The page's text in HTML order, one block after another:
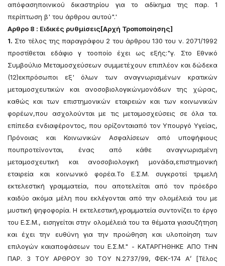
απόφασηποινικού δικαστηρίου για το αδίκημα της παρ. 1
περίπτωση β' του άρθρου αυτού".'
Αρθρο 8 : Ειδικές ρυθμίσεις[Αρχή Τροποποίησης]
1. Στο τέλος της παραγράφου 2 του άρθρου 130 του ν. 2071/1992
προστίθεται εδάφιο γ τοοποίο έχει ως εξής:"γ. Στο Εθνικό
Συμβούλιο Μεταμοσχεύσεων συμμετέχουν επιπλέον και δώδεκα
(12)εκπρόσωποι εξ' όλων των αναγνωρισμένων κρατικών
μεταμοσχευτικών και ανοσοβιολογικώνμονάδων της χώρας,
καθώς και των επιστημονικών εταιρειών και των κοινωνικών
φορέων,που ασχολούνται με τις μεταμοσχεύσεις σε όλα τα.
επίπεδα ενδιαφέροντος, που ορίζονταιαπό τον Υπουργό Υγείας,
Πρόνοιας και Κοινωνικών Ασφαλίσεων από υποψήφιους
πουπροτείνονται, ένας από κάθε αναγνωρισμένη
μεταμοσχευτική και ανοσοβιολογική μονάδα,επιστημονική
εταιρεία και κοινωνικό φορέα.Το Ε.Σ.Μ. συγκροτεί τριμελή
εκτελεστική γραμματεία, που αποτελείται από τον πρόεδρο
καιδύο ακόμα μέλη που εκλέγονται από την ολομέλειά του με
μυστική ψηφοφορία. Η εκτελεστική,γραμματεία συντονίζει το έργο
του Ε.Σ.Μ., εισηγείται στην ολομέλειά του τα θέματα γιασυζήτηση
και έχει την ευθύνη για την προώθηση και υλοποίηση των
επιλογών καιαποφάσεων του Ε.Σ.Μ." - ΚΑΤΑΡΓΗΘΗΚΕ ΑΠΟ ΤΗΝ
ΠΑΡ. 3 ΤΟΥ ΑΡΘΡΟΥ 30 ΤΟΥ Ν.2737/99, ΦΕΚ-174 Α’ [Τέλος